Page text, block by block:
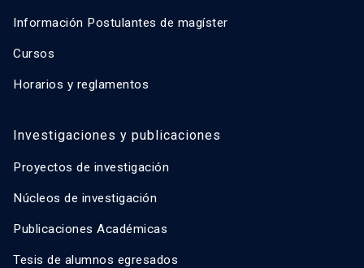
Información Postulantes de magíster
Cursos
Horarios y reglamentos
Investigaciones y publicaciones
Proyectos de investigación
Núcleos de investigación
Publicaciones Académicas
Tesis de alumnos egresados